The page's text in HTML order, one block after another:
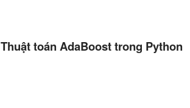
Thuật toán AdaBoost trong Python